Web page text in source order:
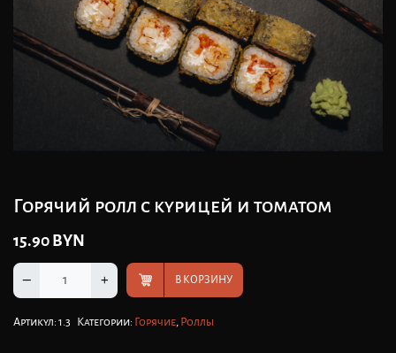
Горячий ролл с курицей и томатом
15.90 BYN
– + В КОРЗИНУ
Артикул: 1.3 Категории: Горячие Роллы